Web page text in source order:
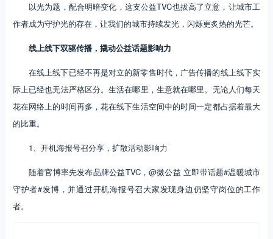
以光为题，配合明暗变化，这支公益TVC也拔高了立意，让城市工
作者成为守护光的存在，让我们的城市持续发光，闪烁更炙热的光芒。
线上线下双驱传播，撬动公益话题影响力
在线上线下已经不再是对立的新零售时代，广告传播的线上线下实
际上已经也无法严格区分。生活在哪里，生意就在哪里。无论人们每天
花在网络上的时间再多，花在线下生活空间中的时间一定都占据着最大
的比重。
1、开机海报号召分享，扩散活动影响力
随着官博率先发布品牌公益TVC，@微公益 立即带话题#温暖城市
守护者#发博，并通过开机海报号召大家发现身边仍坚守岗位的工作
者。